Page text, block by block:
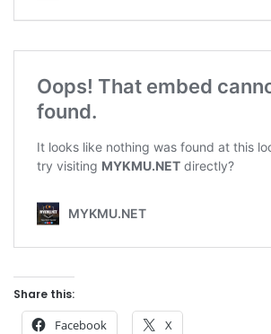
Share this:
Facebook X